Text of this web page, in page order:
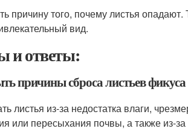
причину того, почему листья
вид.
и ответы:
причины сброса листьев фикуса
листья из-за недостатка влаги,
или пересыхания почвы, а также из-